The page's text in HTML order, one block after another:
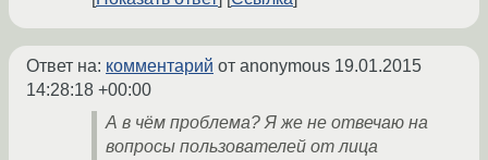
Ответ на: комментарий от anonymous 19.01.2015
14:28:18 +00:00
А в чём проблема? Я же не отвечаю на
вопросы пользователей от лица